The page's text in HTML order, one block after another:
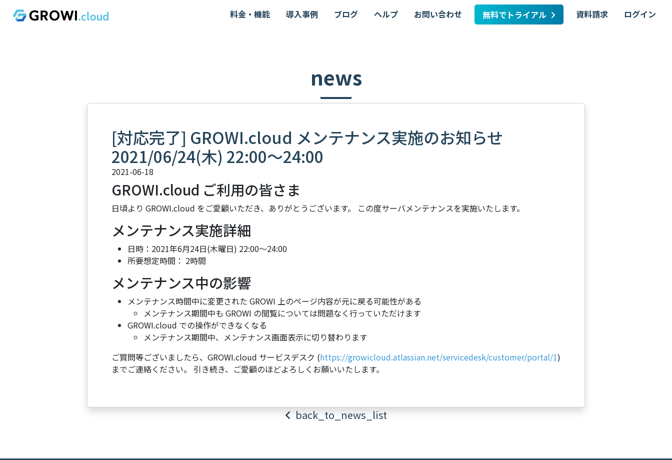
料金・機能 導入事例 ブログ ヘルプ お問い合わせ 無料でトライアル 資料請求 ログイン
news
[対応完了] GROWI.cloud メンテナンス実施のお知らせ
2021/06/24(木) 22:00～24:00
2021-06-18
GROWI.cloud ご利用の皆さま
日頃より GROWI.cloud をご愛顧いただき、ありがとうございます。 この度サーバメンテナンスを実施いたします。
メンテナンス実施詳細
日時：2021年6月24日(木曜日) 22:00～24:00
所要想定時間： 2時間
メンテナンス中の影響
メンテナンス時間中に変更された GROWI 上のページ内容が元に戻る可能性がある
メンテナンス期間中も GROWI の閲覧については問題なく行っていただけます
GROWI.cloud での操作ができなくなる
メンテナンス期間中、メンテナンス画面表示に切り替わります
ご質問等ございましたら、GROWI.cloud サービスデスク (https://growicloud.atlassian.net/servicedesk/customer/portal/1)
までご連絡ください。 引き続き、ご愛顧のほどよろしくお願いいたします。
back_to_news_list